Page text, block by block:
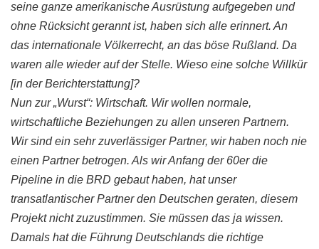
seine ganze amerikanische Ausrüstung aufgegeben und
ohne Rücksicht gerannt ist, haben sich alle erinnert. An
das internationale Völkerrecht, an das böse Rußland. Da
waren alle wieder auf der Stelle. Wieso eine solche Willkür
[in der Berichterstattung]?
Nun zur „Wurst“: Wirtschaft. Wir wollen normale,
wirtschaftliche Beziehungen zu allen unseren Partnern.
Wir sind ein sehr zuverlässiger Partner, wir haben noch nie
einen Partner betrogen. Als wir Anfang der 60er die
Pipeline in die BRD gebaut haben, hat unser
transatlantischer Partner den Deutschen geraten, diesem
Projekt nicht zuzustimmen. Sie müssen das ja wissen.
Damals hat die Führung Deutschlands die richtige